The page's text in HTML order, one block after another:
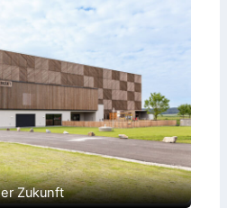
Zukunft